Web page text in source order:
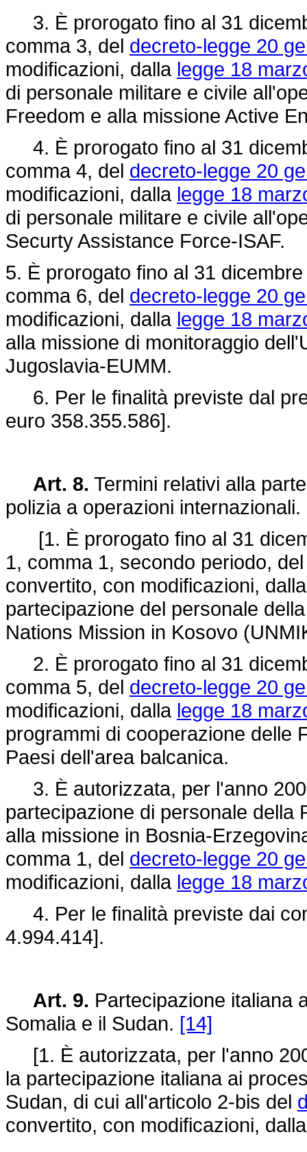
3. È prorogato fino al 31
comma 3, del decreto-legge 20
modificazioni, dalla legge 18
di personale militare e civile
Freedom e alla missione Active
4. È prorogato fino al 31
comma 4, del decreto-legge 20
modificazioni, dalla legge 18
di personale militare e civile
Securty Assistance Force-ISAF.
5. È prorogato fino al 31
comma 6, del decreto-legge 20
modificazioni, dalla legge 18
alla missione di monitoraggio
Jugoslavia-EUMM.
6. Per le finalità previste dal
euro 358.355.586].
Art. 8. Termini relativi alla
polizia a operazioni internazionali.
[1. È prorogato fino al 31
1, comma 1, secondo periodo,
convertito, con modificazioni,
partecipazione del personale
Nations Mission in Kosovo
2. È prorogato fino al 31
comma 5, del decreto-legge 20
modificazioni, dalla legge 18
programmi di cooperazione delle
Paesi dell'area balcanica.
3. È autorizzata, per l'anno
partecipazione di personale della
alla missione in Bosnia-
comma 1, del decreto-legge 20
modificazioni, dalla legge 18
4. Per le finalità previste dai
4.994.414].
Art. 9. Partecipazione italiana
Somalia e il Sudan. [14]
[1. È autorizzata, per l'anno
la partecipazione italiana ai
Sudan, di cui all'articolo 2-bis del
convertito, con modificazioni,